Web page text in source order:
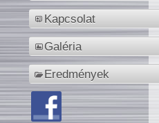
Kapcsolat
Galéria
Eredmények